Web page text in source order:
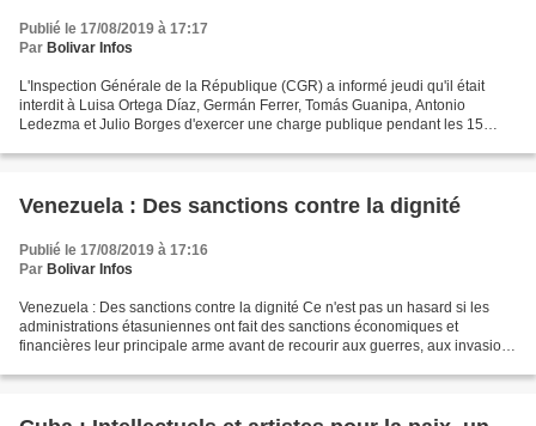
Publié le 17/08/2019 à 17:17
Par Bolivar Infos
L'Inspection Générale de la République (CGR) a informé jeudi qu'il était
interdit à Luisa Ortega Díaz, Germán Ferrer, Tomás Guanipa, Antonio
Ledezma et Julio Borges d'exercer une charge publique pendant les 15
Venezuela : Des sanctions contre la dignité
Publié le 17/08/2019 à 17:16
Par Bolivar Infos
Venezuela : Des sanctions contre la dignité Ce n'est pas un hasard si les
administrations étasuniennes ont fait des sanctions économiques et
financières leur principale arme avant de recourir aux guerres, aux invasions